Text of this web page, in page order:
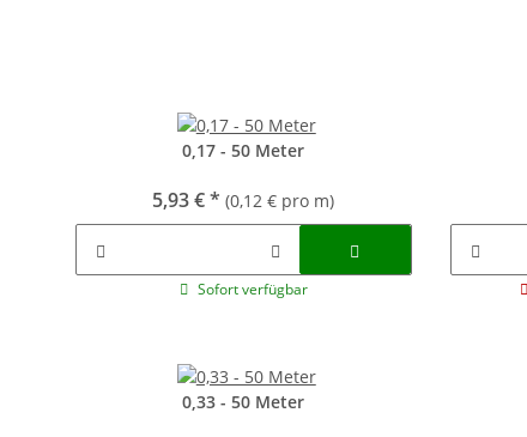
0,17 - 50 Meter
5,93 €* (0,12 € pro m)
Sofort verfügbar
0,33 - 50 Meter